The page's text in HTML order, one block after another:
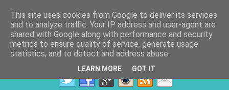
This site uses cookies from Google to deliver its services
and to analyze traffic. Your IP address and user-agent are
shared with Google along with performance and security
metrics to ensure quality of service, generate usage
statistics, and to detect and address abuse.
LEARN MORE GOT IT